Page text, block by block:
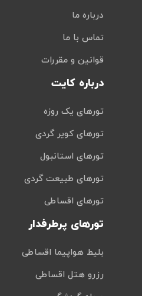
درباره ما
تماس با ما
قوانین و مقررات
درباره کایت
تورهای یک روزه
تورهای کویر گردی
تورهای استانبول
تورهای طبیعت گردی
تورهای اقساطی
تورهای پرطرفدار
بلیط هواپیما اقساطی
رزرو هتل اقساطی